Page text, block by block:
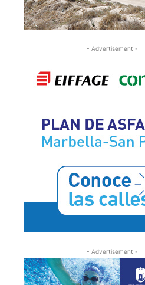
- Advertisement -
- Advertisement -